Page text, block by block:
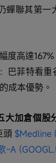
聯其第一
度高達
巴菲特看
成本優勢。
加倉個股
頭 $Medline
-A